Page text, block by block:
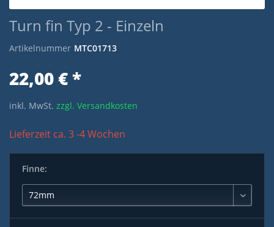
Turn fin Typ 2 - Einzeln
Artikelnummer MTC01713
22,00 € *
inkl. MwSt. zzgl. Versandkosten
Lieferzeit ca. 3 -4 Wochen
Finne: